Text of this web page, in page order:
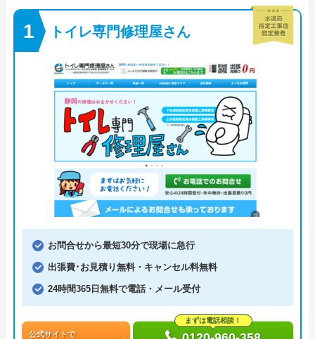
トイレ専門修理屋さん
お問合せから最短30分で現場に急行
出張費･お見積り無料・キャンセル料無料
24時間365日無料で電話・メール受付
公式サイトで
まずは電話相談！